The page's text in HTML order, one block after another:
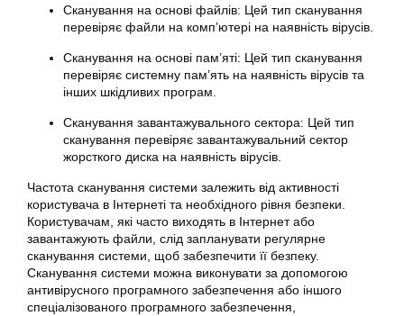
Сканування на основі файлів: Цей тип сканування
перевіряє файли на комп’ютері на наявність вірусів.
Сканування на основі пам’яті: Цей тип сканування
перевіряє системну пам’ять на наявність вірусів та
інших шкідливих програм.
Сканування завантажувального сектора: Цей тип
сканування перевіряє завантажувальний сектор
жорсткого диска на наявність вірусів.
Частота сканування системи залежить від активності
користувача в Інтернеті та необхідного рівня безпеки.
Користувачам, які часто виходять в Інтернет або
завантажують файли, слід запланувати регулярне
сканування системи, щоб забезпечити її безпеку.
Сканування системи можна виконувати за допомогою
антивірусного програмного забезпечення або іншого
спеціалізованого програмного забезпечення,